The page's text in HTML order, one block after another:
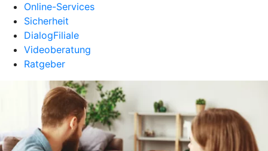
Online-Services
Sicherheit
DialogFiliale
Videoberatung
Ratgeber